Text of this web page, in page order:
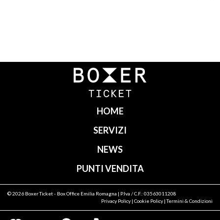
Navigazione
HOME
SERVIZI
NEWS
PUNTI VENDITA
© 2026 Boxer Ticket- Box Office Emilia Romagna | P.Iva / C.F.: 03563011208
Privacy Policy | Cookie Policy |Termini & Condizioni